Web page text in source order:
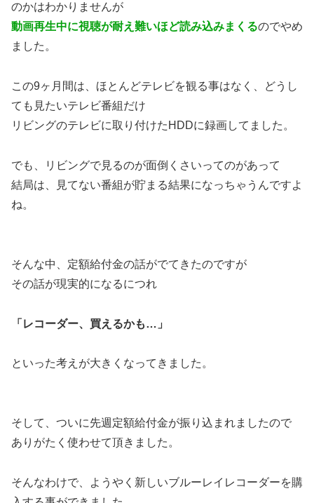
のかはわかりませんが
動画再生中に視聴が耐え難いほど読み込みまくるのでやめ
ました。
この9ヶ月間は、ほとんどテレビを観る事はなく、どうし
ても見たいテレビ番組だけ
リビングのテレビに取り付けたHDDに録画してました。
でも、リビングで見るのが面倒くさいってのがあって
結局は、見てない番組が貯まる結果になっちゃうんですよ
ね。
そんな中、定額給付金の話がでてきたのですが
その話が現実的になるにつれ
「レコーダー、買えるかも…」
といった考えが大きくなってきました。
そして、ついに先週定額給付金が振り込まれましたので
ありがたく使わせて頂きました。
そんなわけで、ようやく新しいブルーレイレコーダーを購